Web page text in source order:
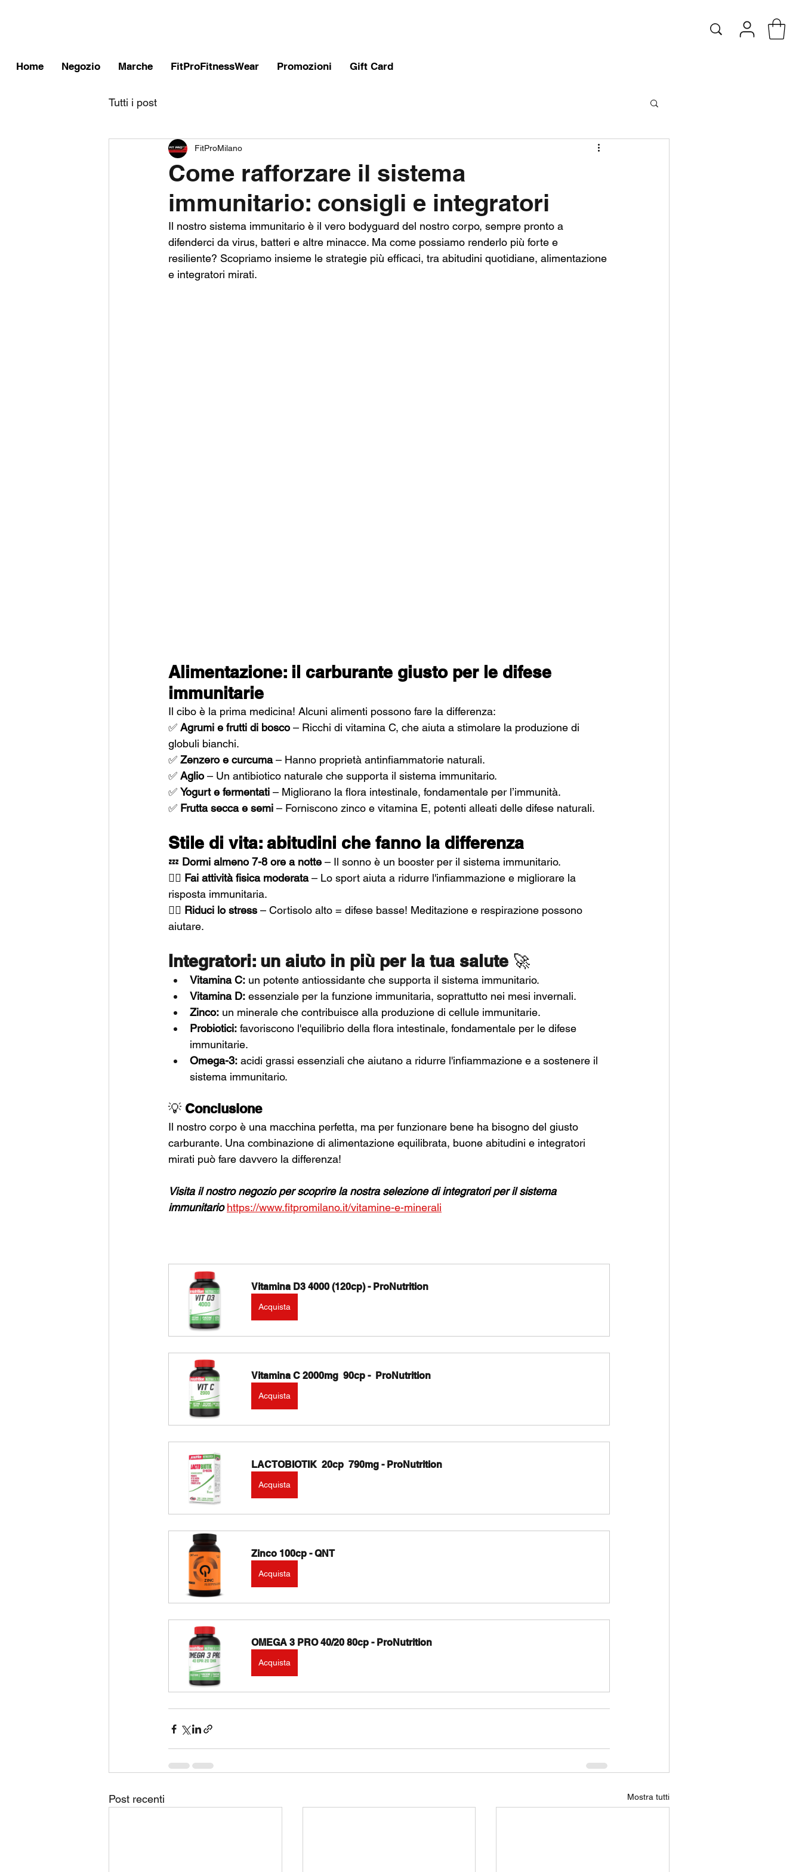
Home Negozio Marche FitProFitnessWear Promozioni Gift Card
Tutti i post
Come rafforzare il sistema
immunitario: consigli e integratori ️
FitProMilano
Il nostro sistema immunitario è il vero bodyguard del nostro corpo, sempre pronto a
difenderci da virus, batteri e altre minacce. Ma come possiamo renderlo più forte e
resiliente? Scopriamo insieme le strategie più efficaci, tra abitudini quotidiane, alimentazione
e integratori mirati.
Alimentazione: il carburante giusto per le difese
immunitarie
Il cibo è la prima medicina! Alcuni alimenti possono fare la differenza:
✅ Agrumi e frutti di bosco – Ricchi di vitamina C, che aiuta a stimolare la produzione di
globuli bianchi.
✅ Zenzero e curcuma – Hanno proprietà antinfiammatorie naturali.
✅ Aglio – Un antibiotico naturale che supporta il sistema immunitario.
✅ Yogurt e fermentati – Migliorano la flora intestinale, fondamentale per l’immunità.
✅ Frutta secca e semi – Forniscono zinco e vitamina E, potenti alleati delle difese naturali.
Stile di vita: abitudini che fanno la differenza
💤 Dormi almeno 7-8 ore a notte – Il sonno è un booster per il sistema immunitario.
🏋️‍♂️ Fai attività fisica moderata – Lo sport aiuta a ridurre l'infiammazione e migliorare la
risposta immunitaria.
🧘‍♂️ Riduci lo stress – Cortisolo alto = difese basse! Meditazione e respirazione possono
aiutare.
Integratori: un aiuto in più per la tua salute 🚀
Vitamina C: un potente antiossidante che supporta il sistema immunitario.
Vitamina D: essenziale per la funzione immunitaria, soprattutto nei mesi invernali.
Zinco: un minerale che contribuisce alla produzione di cellule immunitarie.
Probiotici: favoriscono l'equilibrio della flora intestinale, fondamentale per le difese
immunitarie.
Omega-3: acidi grassi essenziali che aiutano a ridurre l'infiammazione e a sostenere il
sistema immunitario.
💡 Conclusione
Il nostro corpo è una macchina perfetta, ma per funzionare bene ha bisogno del giusto
carburante. Una combinazione di alimentazione equilibrata, buone abitudini e integratori
mirati può fare davvero la differenza!
Visita il nostro negozio per scoprire la nostra selezione di integratori per il sistema
immunitario https://www.fitpromilano.it/vitamine-e-minerali
Vitamina D3 4000 (120cp) - ProNutrition
Acquista
Vitamina C 2000mg  90cp -  ProNutrition
Acquista
LACTOBIOTIK  20cp  790mg - ProNutrition
Acquista
Zinco 100cp - QNT
Acquista
OMEGA 3 PRO 40/20 80cp - ProNutrition
Acquista
Post recenti Mostra tutti